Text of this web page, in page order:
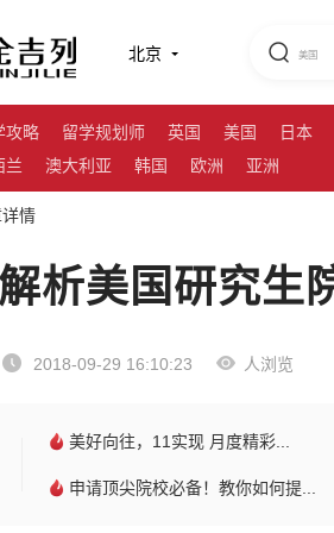
北京
攻略 留学规划师 英国 美国 日本
兰
澳大利亚 韩国 欧洲 亚洲
情
析美国研究生
2018-09-29 16:10:23 人浏览
美好向往，11实现 月度精彩...
申请顶尖院校必备！教你如何提...